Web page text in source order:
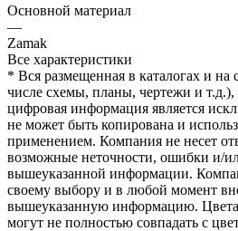
Основной материал
—
Zamak
Все характеристики
* Вся размещенная в каталогах и на
числе схемы, планы, чертежи и т.д.),
цифровая информация является
не может быть копирована и
применением. Компания не несет
возможные неточности, ошибки и/
вышеуказанной информации.
своему выбору и в любой момент
вышеуказанную информацию. Цвета
могут не полностью совпадать с